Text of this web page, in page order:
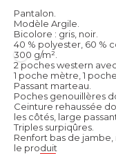
Pantalon.
Modèle Argile.
Bicolore : gris, noir.
40 % polyester, 60 %
300 g/m².
2 poches western
1 poche mètre, 1
Passant marteau.
Poches genouillères
Ceinture rehaussée
les côtés, large
Triples surpiqûres.
Renfort bas de
le produit